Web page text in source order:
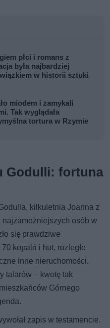
płci i romans z
była najbardziej
w historii sztuki
miodem i zamykali
Tak wyglądała
tortura w Rzymie
Godulli: fortuna
kilkuletnia Joanna z
najzamożniejszych osób w
się prawdziwe
kopalń i hut, rozległe
inne nieruchomości.
talarów – kwotę tak
Górnego
zapis w testamencie.